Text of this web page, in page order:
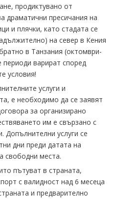
продиктувано от
драматични пресичания на
и плячки, като стадата се
на север в Кения
в Танзания (октомври-
варират според
условия!
услуги и
е необходимо да се заявят
за организирано
им е свързано с
Допълнителни услуги се
дни преди датата на
свободни места.
пътуват в страната,
с валидност над 6 месеца
и предварително